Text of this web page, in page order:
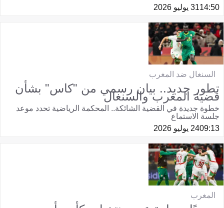
14:5031 يوليو 2026
السنغال ضد المغرب
تطور جديد.. بيان رسمي من "كاس" بشأن
قضية المغرب والسنغال
خطوة جديدة في القضية الشائكة.. المحكمة الرياضية تحدد موعد
جلسة الاستماع
09:1324 يوليو 2026
المغرب